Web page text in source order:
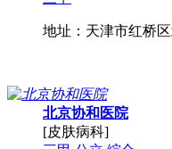
地址：天津市红桥
北京协和医院
[皮肤病科]